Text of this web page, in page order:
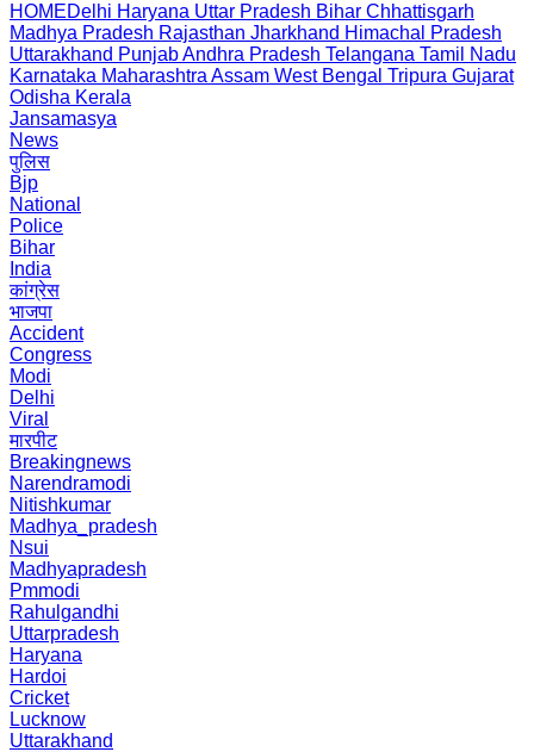
HOMEDelhi Haryana Uttar Pradesh Bihar Chhattisgarh
Madhya Pradesh Rajasthan Jharkhand Himachal Pradesh
Uttarakhand PunjabAndhra Pradesh Telangana Tamil Nadu
Karnataka Maharashtra Assam West Bengal Tripura Gujarat
Odisha Kerala
Jansamasya
News
पुलिस
Bjp
National
Police
Bihar
India
कांग्रेस
भाजपा
Accident
Congress
Modi
Delhi
Viral
मारपीट
Breakingnews
Narendramodi
Nitishkumar
Madhya_pradesh
Nsui
Madhyapradesh
Pmmodi
Rahulgandhi
Uttarpradesh
Haryana
Hardoi
Cricket
Lucknow
Uttarakhand